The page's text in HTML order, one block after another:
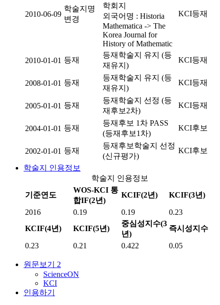
2010-06-09
학술지명
변경
학회지
외국어명 : Historia
Mathematica -> The
Korea Journal for
History of Mathematic
KCI등재
2010-01-01 등재
등재학술지 유지 (등
재유지)
KCI등재
2008-01-01 등재
등재학술지 유지 (등
재유지)
KCI등재
2005-01-01 등재
등재학술지 선정 (등
재후보2차)
KCI등재
2004-01-01 등재
등재후보 1차 PASS
(등재후보1차)
KCI후보
2002-01-01 등재
등재후보학술지 선정
(신규평가)
KCI후보
학술지 인용정보
학술지 인용정보
기준연도
WOS-KCI 통
합IF(2년)
KCIF(2년) KCIF(3년)
2016 0.19 0.19
0.23
KCIF(4년)
KCIF(5년)
중심성지수(3
년)
즉시성지수
0.23 0.21 0.422 0.05
원문보기 2
ScienceON
KCI
인용하기